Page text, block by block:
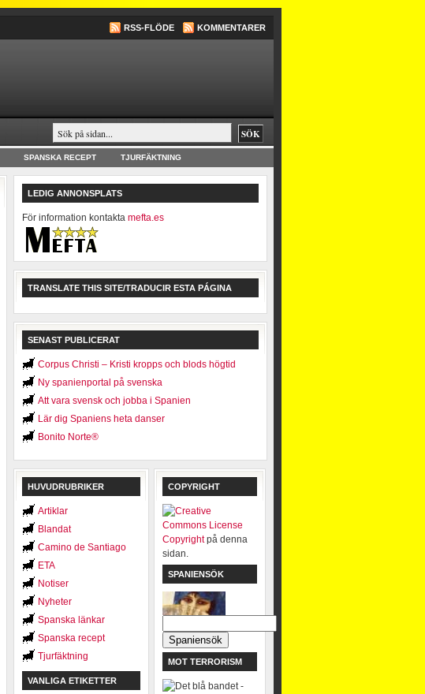
RSS-FLÖDE KOMMENTARER
SPANSKA RECEPT TJURFÄKTNING
LEDIG ANNONSPLATS
För information kontakta mefta.es
TRANSLATE THIS SITE/TRADUCIR ESTA PÁGINA
SENAST PUBLICERAT
Corpus Christi – Kristi kropps och blods högtid
Ny spanienportal på svenska
Att vara svensk och jobba i Spanien
Lär dig Spaniens heta danser
Bonito Norte®
HUVUDRUBRIKER
Artiklar
Blandat
Camino de Santiago
ETA
Notiser
Nyheter
Spanska länkar
Spanska recept
Tjurfäktning
VANLIGA ETIKETTER
COPYRIGHT
Copyrightpå denna
sidan.
SPANIENSÖK
MOT TERRORISM